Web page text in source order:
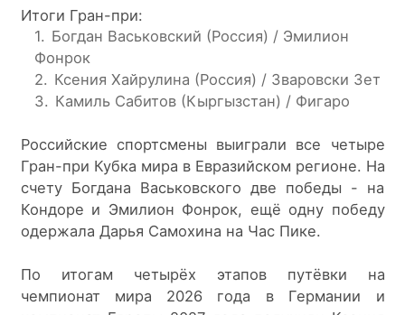
Итоги Гран-при:
Богдан Васьковский (Россия) / Эмилион
Фонрок
Ксения Хайрулина (Россия) / Зваровски Зет
Камиль Сабитов (Кыргызстан) / Фигаро
Российские спортсмены выиграли все четыре
Гран-при Кубка мира в Евразийском регионе. На
счету Богдана Васьковского две победы - на
Кондоре и Эмилион Фонрок, ещё одну победу
одержала Дарья Самохина на Час Пике.
По итогам четырёх этапов путёвки на
чемпионат мира 2026 года в Германии и